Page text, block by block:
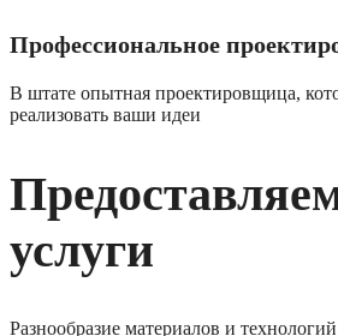
Профессиональное
В штате опытная проектировщица,
реализовать ваши идеи
услуги
Разнообразие материалов и